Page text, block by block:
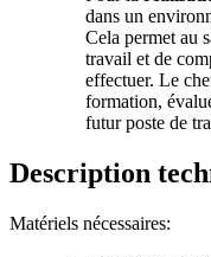
dans un
Cela permet au
travail et de
effectuer. Le
formation,
futur poste de
Description
Matériels nécessaires: